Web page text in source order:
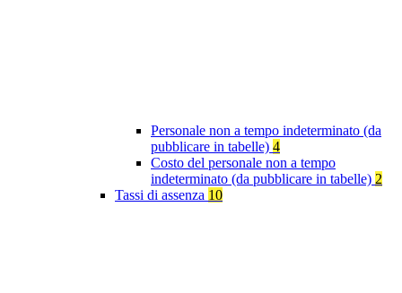
Personale non a tempo indeterminato (da
pubblicare in tabelle) 4
Costo del personale non a tempo
indeterminato (da pubblicare in tabelle) 2
Tassi di assenza 10